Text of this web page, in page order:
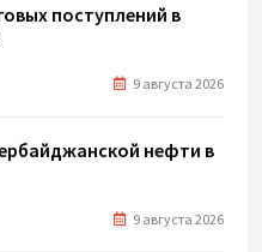
поступлений в
9 августа 2026
нефти в
9 августа 2026